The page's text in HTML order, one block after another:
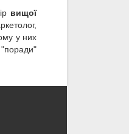
вищої
у них
"поради"